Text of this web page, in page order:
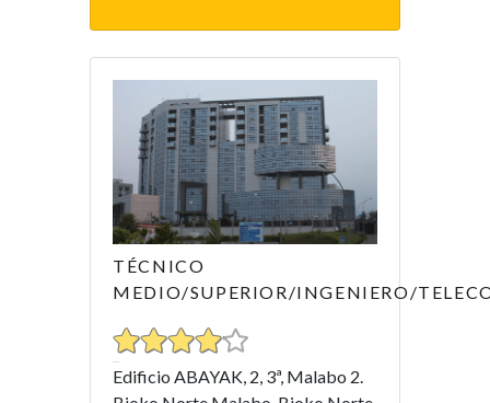
TÉCNICO
MEDIO/SUPERIOR/INGENIERO/
Edificio ABAYAK, 2, 3ª, Malabo 2.